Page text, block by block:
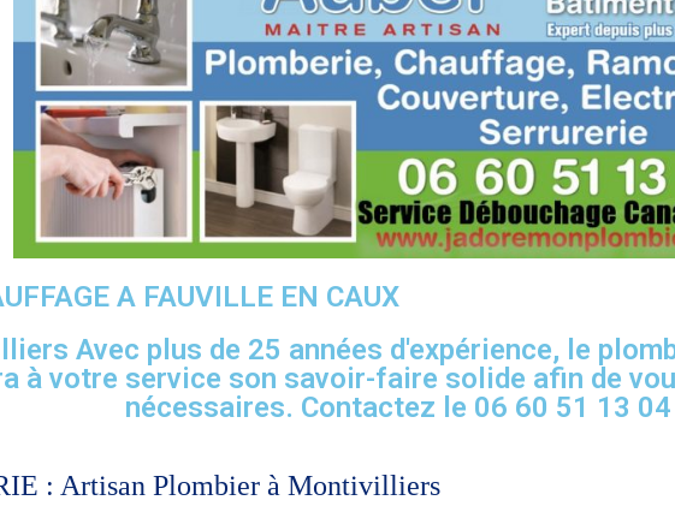
A FAUVILLE EN CAUX
Avec plus de 25 années d'expérience, le
à votre service son savoir-faire solide afin de
nécessaires. Contactez le 06 60 51 13 04
: Artisan Plombier à Montivilliers